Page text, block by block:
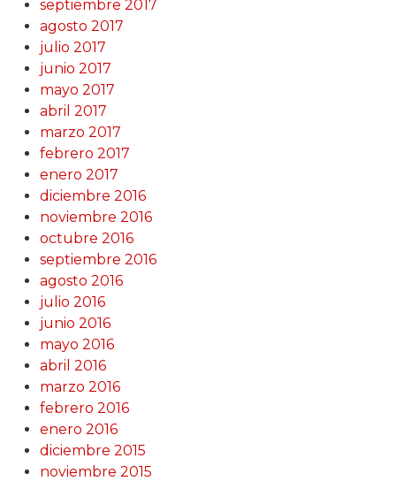
septiembre 2017
agosto 2017
julio 2017
junio 2017
mayo 2017
abril 2017
marzo 2017
febrero 2017
enero 2017
diciembre 2016
noviembre 2016
octubre 2016
septiembre 2016
agosto 2016
julio 2016
junio 2016
mayo 2016
abril 2016
marzo 2016
febrero 2016
enero 2016
diciembre 2015
noviembre 2015